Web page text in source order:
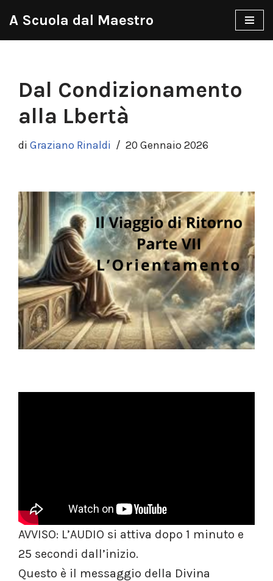
A Scuola dal Maestro
Dal Condizionamento
alla Lbertà
di Graziano Rinaldi 20 Gennaio 2026
AVVISO: L’AUDIO si attiva dopo 1 minuto e
25 secondi dall’inizio.
Questo è il messaggio della Divina